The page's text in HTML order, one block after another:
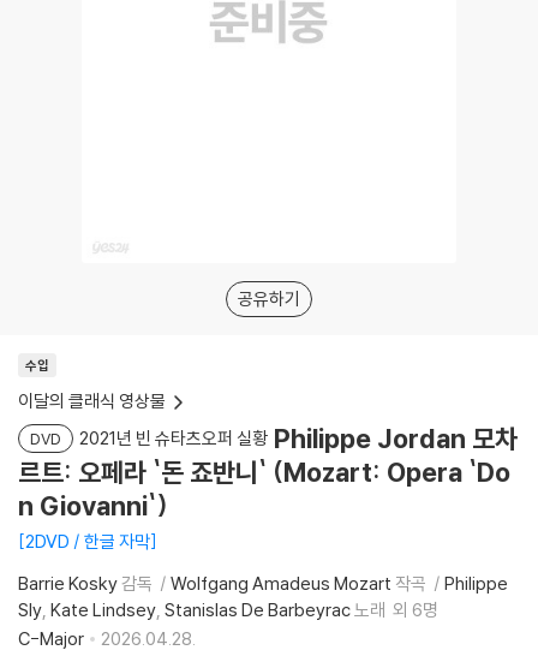
공유하기
수입
이달의 클래식 영상물
DVD 2021년 빈 슈타츠오퍼 실황 Philippe Jordan 모차
르트: 오페라 `돈 죠반니` (Mozart: Opera `Do
n Giovanni`)
2DVD / 한글 자막
Barrie Kosky감독 Wolfgang Amadeus Mozart 작곡
Philippe
Sly Kate Lindsey Stanislas De Barbeyrac노래 외 6명
C-Major
2026.04.28.